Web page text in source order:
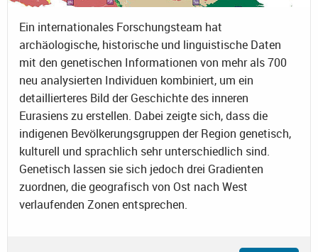
Ein internationales Forschungsteam hat
archäologische, historische und linguistische Daten
mit den genetischen Informationen von mehr als 700
neu analysierten Individuen kombiniert, um ein
detaillierteres Bild der Geschichte des inneren
Eurasiens zu erstellen. Dabei zeigte sich, dass die
indigenen Bevölkerungsgruppen der Region genetisch,
kulturell und sprachlich sehr unterschiedlich sind.
Genetisch lassen sie sich jedoch drei Gradienten
zuordnen, die geografisch von Ost nach West
verlaufenden Zonen entsprechen.